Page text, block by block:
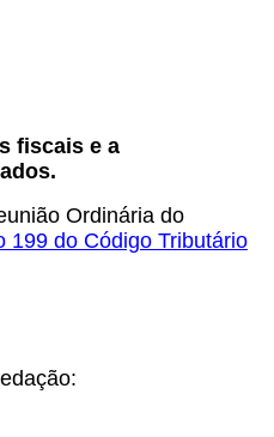
fiscais e a
Ordinária do
199 do Código Tributário